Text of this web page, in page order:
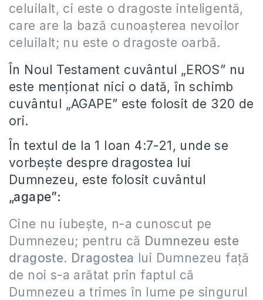
celuilalt, ci este o dragoste inteligentă,
care are la bază cunoaşterea nevoilor
celuilalt; nu este o dragoste oarbă.
În Noul Testament cuvântul „EROS” nu
este menţionat nici o dată, în schimb
cuvântul „AGAPE” este folosit de 320 de
ori.
În textul de la 1 Ioan 4:7-21, unde se
vorbește despre dragostea lui
Dumnezeu, este folosit cuvântul
„agape”:
Cine nu iubeşte, n-a cunoscut pe
Dumnezeu; pentru că Dumnezeu este
dragoste. Dragostea lui Dumnezeu faţă
de noi s-a arătat prin faptul că
Dumnezeu a trimes în lume pe singurul